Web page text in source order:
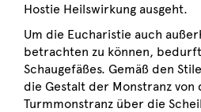
Hostie Heilswirkung ausgeht.
Um die Eucharistie auch
betrachten zu können,
Schaugefäßes. Gemäß den
die Gestalt der Monstranz von
Turmmonstranz über die